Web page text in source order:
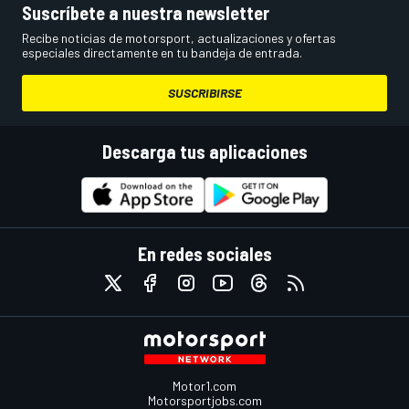
Suscríbete a nuestra newsletter
Recibe noticias de motorsport, actualizaciones y ofertas
especiales directamente en tu bandeja de entrada.
SUSCRIBIRSE
Descarga tus aplicaciones
En redes sociales
Motor1.com
Motorsportjobs.com